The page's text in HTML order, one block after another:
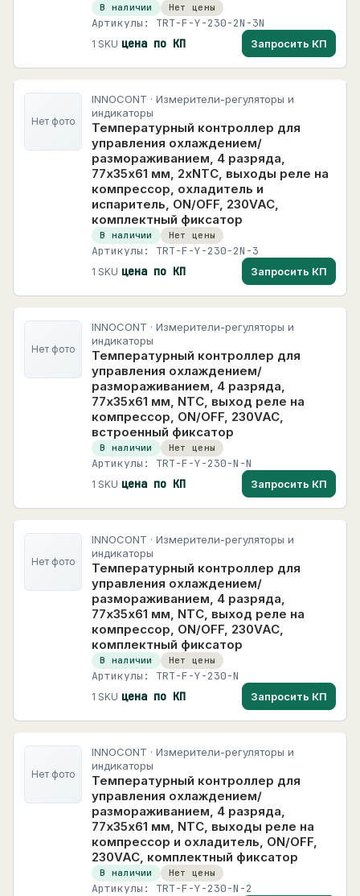
В наличии Нет цены
Артикулы: TRT-F-Y-230-2N-3N
1 SKU цена по КП Запросить КП
Нет фото
INNOCONT · Измерители-регуляторы и
индикаторы
Температурный контроллер для
управления охлаждением/
размораживанием, 4 разряда,
77х35х61 мм, 2xNTC, выходы реле на
компрессор, охладитель и
испаритель, ON/OFF, 230VAC,
комплектный фиксатор
В наличии Нет цены
Артикулы: TRT-F-Y-230-2N-3
1 SKU цена по КП Запросить КП
Нет фото
INNOCONT · Измерители-регуляторы и
индикаторы
Температурный контроллер для
управления охлаждением/
размораживанием, 4 разряда,
77х35х61 мм, NTC, выход реле на
компрессор, ON/OFF, 230VAC,
встроенный фиксатор
В наличии Нет цены
Артикулы: TRT-F-Y-230-N-N
1 SKU цена по КП Запросить КП
Нет фото
INNOCONT · Измерители-регуляторы и
индикаторы
Температурный контроллер для
управления охлаждением/
размораживанием, 4 разряда,
77х35х61 мм, NTC, выход реле на
компрессор, ON/OFF, 230VAC,
комплектный фиксатор
В наличии Нет цены
Артикулы: TRT-F-Y-230-N
1 SKU цена по КП Запросить КП
Нет фото
INNOCONT · Измерители-регуляторы и
индикаторы
Температурный контроллер для
управления охлаждением/
размораживанием, 4 разряда,
77х35х61 мм, NTC, выходы реле на
компрессор и охладитель, ON/OFF,
230VAC, комплектный фиксатор
В наличии Нет цены
Артикулы: TRT-F-Y-230-N-2